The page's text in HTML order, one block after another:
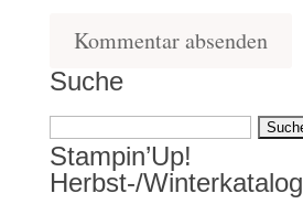
Suche
Suchen
nach:
Stampin’Up!
Herbst-/Winterkatalog